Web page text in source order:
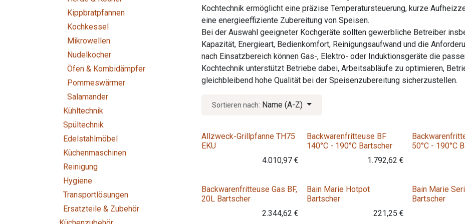
Kippbratpfannen
Kochkessel
Mikrowellen
Nudelkocher
Öfen & Kombidämpfer
Pommeswärmer
Salamander
Kühltechnik
Spültechnik
Edelstahlmöbel
Küchenmaschinen
Reinigung
Hygiene
Transportlösungen
Ersatzteile & Zubehör
Kochtechnik ermöglicht eine präzise Temperatursteuerung, kurze
eine energieeffiziente Zubereitung von Speisen.
Bei der Auswahl geeigneter Kochgeräte sollten gewerbliche Betreiber
Kapazität, Energieart, Bedienkomfort, Reinigungsaufwand und die
nach Einsatzbereich können Gas-, Elektro- oder Induktionsgeräte die
Kochtechnik unterstützt Betriebe dabei, Arbeitsabläufe zu optimieren,
gleichbleibend hohe Qualität bei der Speisenzubereitung sicherzustellen.
Sortieren nach: Name (A-Z)
Variante
Allzweck-Grillpfanne TH75
EKU
4.010,97 €
Variante
Backwarenfritteuse BF
140°C - 190°C Bartscher
1.792,62 €
50°C - 190°C
Backwarenfritteuse Gas BF,
20L Bartscher
2.344,62 €
Bain Marie Hotpot
Bartscher
221,25 €
Bain Marie
Bartscher